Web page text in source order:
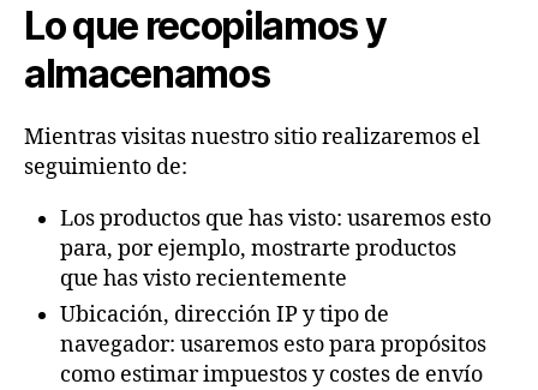
Lo que recopilamos y
almacenamos
Mientras visitas nuestro sitio realizaremos el
seguimiento de:
Los productos que has visto: usaremos esto
para, por ejemplo, mostrarte productos
que has visto recientemente
Ubicación, dirección IP y tipo de
navegador: usaremos esto para propósitos
como estimar impuestos y costes de envío